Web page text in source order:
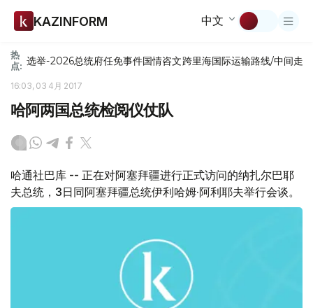
KAZINFORM 中文
热
点: 选举-2026总统府任免事件国情咨文跨里海国际运输路线/中间走廊
16:03, 03 4月 2017
哈阿两国总统检阅仪仗队
哈通社巴库 -- 正在对阿塞拜疆进行正式访问的纳扎尔巴耶
夫总统，3日同阿塞拜疆总统伊利哈姆·阿利耶夫举行会谈。